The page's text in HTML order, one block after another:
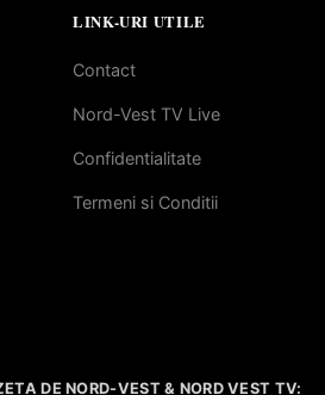
LINK-URI UTILE
Contact
Nord-Vest TV Live
Confidentialitate
Termeni si Conditii
DE NORD-VEST & NORD VEST TV: